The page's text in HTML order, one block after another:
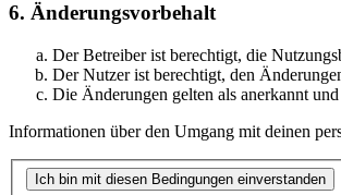
6. Änderungsvorbehalt
Der Betreiber ist berechtigt, die
Der Nutzer ist berechtigt, den
Die Änderungen gelten als anerkannt
Informationen über den Umgang mit deinen